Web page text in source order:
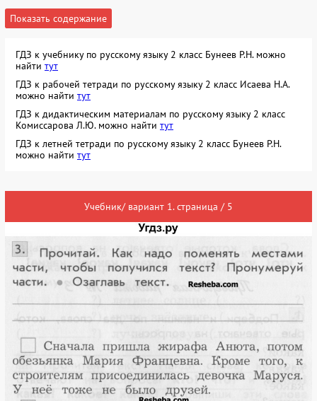
Показать содержание
ГДЗ к учебнику по русскому языку 2 класс Бунеев Р.Н. можно
найти тут
ГДЗ к рабочей тетради по русскому языку 2 класс Исаева Н.А.
можно найти тут
ГДЗ к дидактическим материалам по русскому языку 2 класс
Комиссарова Л.Ю. можно найти тут
ГДЗ к летней тетради по русскому языку 2 класс Бунеев Р.Н.
можно найти тут
Учебник/ вариант 1. страница / 5